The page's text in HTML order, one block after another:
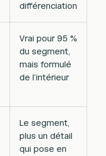
différenciation
Vrai pour 95 %
du segment,
mais formulé
de l’intérieur
Le segment,
plus un détail
qui pose en